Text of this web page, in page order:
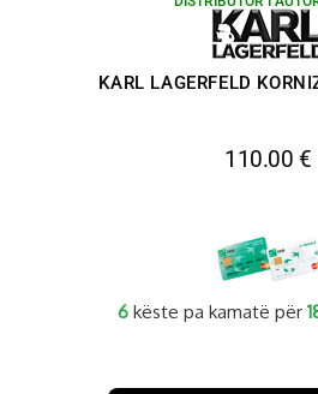
KARL LAGERFELD
110.00€
6 këste pa kamatë për